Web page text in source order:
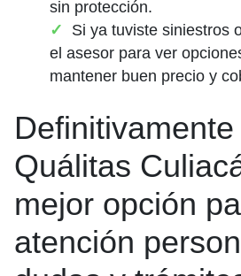
sin protección.
Si ya tuviste siniestros
el asesor para ver
mantener buen precio y
Quálitas
mejor opción
atención